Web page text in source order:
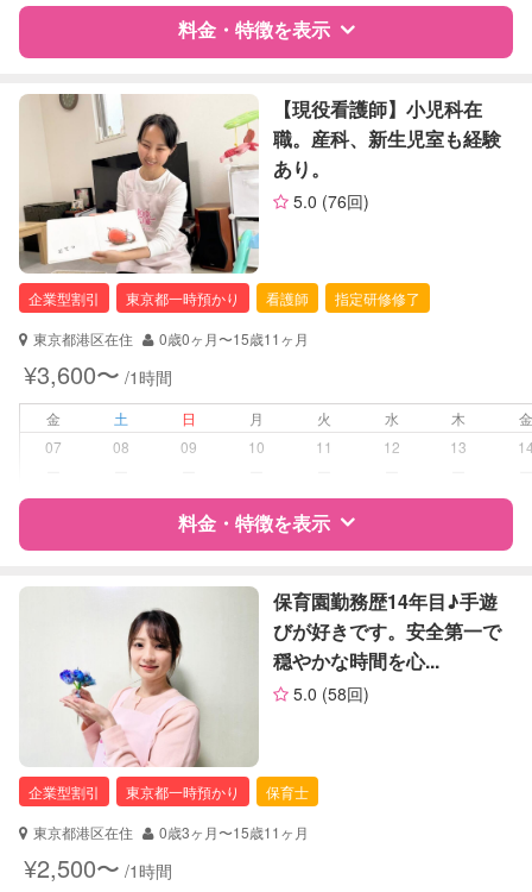
なし
定期予約 可能
お子様の撮影
（定期特典）
対応可能
料金・特徴を表示
特徴 料金 レビュー
サポートの特徴
資格
自治体届出済ベビーシッター
保育士
対応可能/特徴 なし
病児対応
障がい児対応 対応可否は個別に相談
お引き受けしていません
お子様の撮影
（定期特典）
対応不可
【現役看護師】小児科在
職。産科、新生児室も経験
あり。
5.0 (76回)
企業型割引 東京都一時預かり 看護師
指定研修修了
東京都港区在住
0歳0ヶ月〜15歳11ヶ月
¥3,600〜 /1時間
金 土 日 月 火 水 木
07
08 09 10 11 12 13
料金・特徴を表示
特徴 料金 レビュー
サポートの特徴
看護師
保健師
保育園勤務歴14年目♪手遊
びが好きです。安全第一で
穏やかな時間を心...
5.0 (58回)
企業型割引 東京都一時預かり
保育士
東京都港区在住
0歳3ヶ月〜15歳11ヶ月
¥2,500〜 /1時間